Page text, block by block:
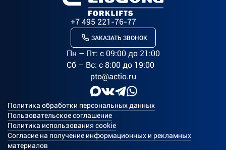
+7 495 221-76-77
ЗАКАЗАТЬ ЗВОНОК
Пн – Пт: c 09:00 до 21:00
Сб – Вс: с 8:00 до 19:00
pto@actio.ru
Политика обработки персональных данных
Пользовательское соглашение
Политика использования cookie
Согласие на получение информационных и рекламных
материалов